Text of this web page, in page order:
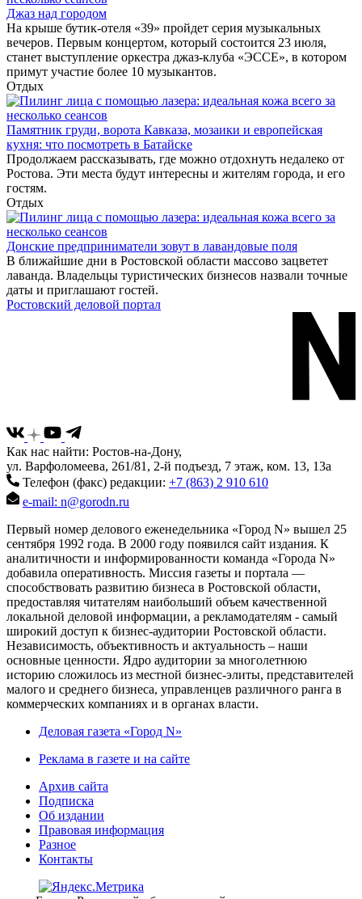
Джаз над городом
На крыше бутик-отеля «39» пройдет серия музыкальных
вечеров. Первым концертом, который состоится 23 июля,
станет выступление оркестра джаз-клуба «ЭССЕ», в котором
примут участие более 10 музыкантов.
Отдых
Памятник груди, ворота Кавказа, мозаики и европейская
кухня: что посмотреть в Батайске
Продолжаем рассказывать, где можно отдохнуть недалеко от
Ростова. Эти места будут интересны и жителям города, и его
гостям.
Отдых
Донские предприниматели зовут в лавандовые поля
В ближайшие дни в Ростовской области массово зацветет
лаванда. Владельцы туристических бизнесов назвали точные
даты и приглашают гостей.
Ростовский деловой портал
Как нас найти: Ростов-на-Дону,
ул. Варфоломеева, 261/81, 2-й подъезд, 7 этаж, ком. 13, 13а
Телефон (факс) редакции: +7 (863) 2 910 610
e-mail: n@gorodn.ru
Первый номер делового еженедельника «Город N» вышел 25
сентября 1992 года. В 2000 году появился сайт издания. К
аналитичности и информированности команда «Города N»
добавила оперативность. Миссия газеты и портала —
способствовать развитию бизнеса в Ростовской области,
предоставляя читателям наибольший объем качественной
локальной деловой информации, а рекламодателям - самый
широкий доступ к бизнес-аудитории Ростовской области.
Независимость, объективность и актуальность – наши
основные ценности. Ядро аудитории за многолетнюю
историю сложилось из местной бизнес-элиты, представителей
малого и среднего бизнеса, управленцев различного ранга в
коммерческих компаниях и в органах власти.
Деловая газета «Город N»
Реклама в газете и на сайте
Архив сайта
Подписка
Об издании
Правовая информация
Разное
Контакты